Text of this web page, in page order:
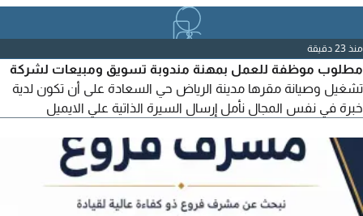
المنصب لا تقل عن سنتين. اجادة اللغة الانجليزية تحدثا وكتابة. اجادة
استخدام الحاسب الآلي وبرامج الأوفيس والبرامج المحاسبية الجاهزية
للانضمام فورا. اذا كنت تستوفي
منذ 23 دقيقة
مطلوب موظفة للعمل بمهنة مندوبة تسويق ومبيعات لشركة
تشغيل وصيانة مقرها مدينة الرياض حي السعادة على أن تكون لدية
خبرة في نفس المجال نأمل إرسال السيرة الذاتية علي الايميل